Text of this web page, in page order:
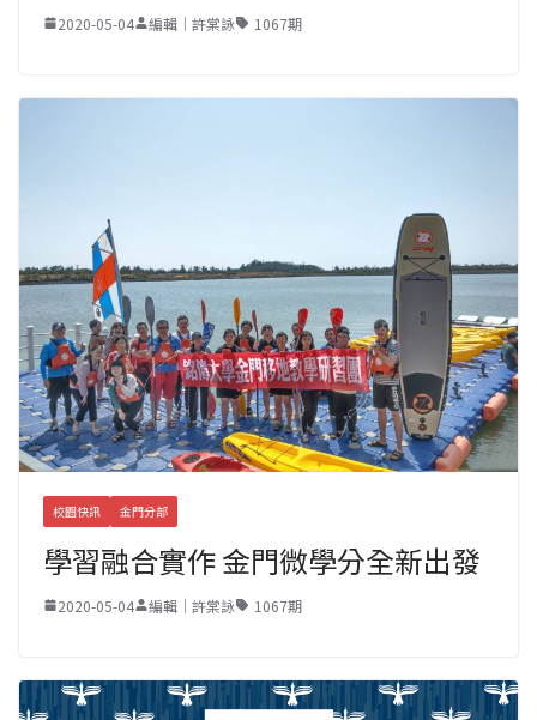
2020-05-04 編輯｜許棠詠 1067期
校園快訊 金門分部
學習融合實作 金門微學分全新出發
2020-05-04 編輯｜許棠詠 1067期